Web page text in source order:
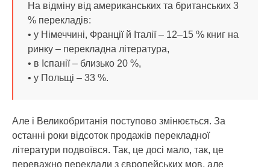
На відміну від американських та британських 3
% перекладів:
• у Німеччині, Франції й Італії – 12–15 % книг на
ринку – перекладна література,
• в Іспанії – близько 20 %,
• у Польщі – 33 %.
Але і Великобританія поступово змінюється. За
останні роки відсоток продажів перекладної
літератури подвоївся. Так, це досі мало, так, це
переважно переклади з європейських мов, але